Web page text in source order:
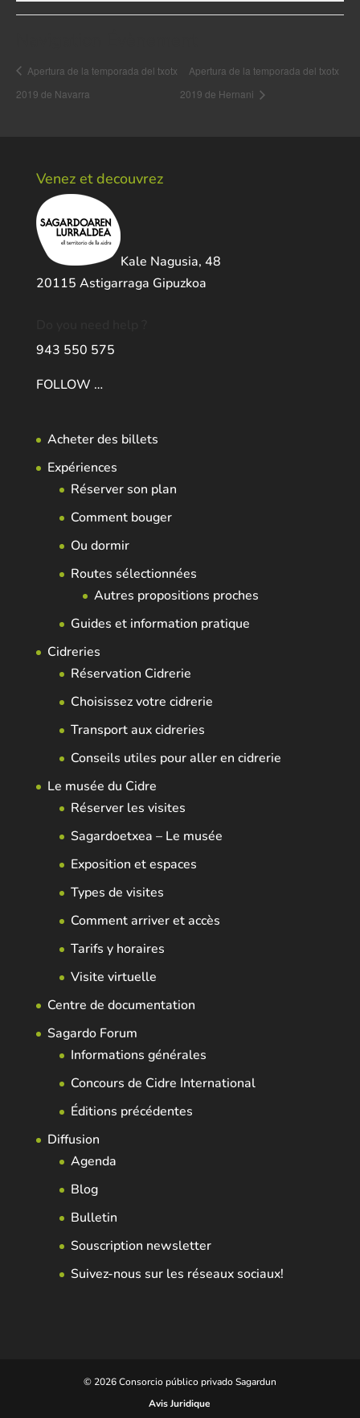
Apertura de la temporada del txotx
2019 de Navarra
Apertura de la temporada del txotx
2019 de Hernani
Venez et decouvrez
Kale Nagusia, 48
20115 Astigarraga Gipuzkoa
943 550 575
FOLLOW …
Acheter des billets
Expériences
Réserver son plan
Comment bouger
Ou dormir
Routes sélectionnées
Autres propositions proches
Guides et information pratique
Cidreries
Réservation Cidrerie
Choisissez votre cidrerie
Transport aux cidreries
Conseils utiles pour aller en cidrerie
Le musée du Cidre
Réserver les visites
Sagardoetxea – Le musée
Exposition et espaces
Types de visites
Comment arriver et accès
Tarifs y horaires
Visite virtuelle
Centre de documentation
Sagardo Forum
Informations générales
Concours de Cidre International
Éditions précédentes
Diffusion
Agenda
Blog
Bulletin
Souscription newsletter
Suivez-nous sur les réseaux sociaux!
© 2026 Consorcio público privado Sagardun
Avis Juridique